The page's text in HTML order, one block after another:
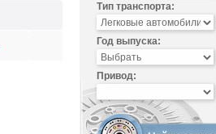
Тип транспорта:
Год выпуска:
Привод: